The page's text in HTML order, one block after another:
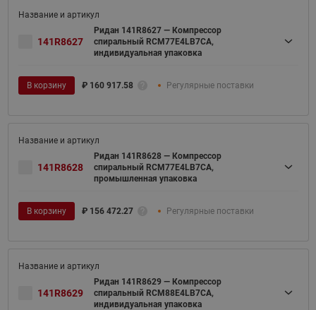
141R8627
Ридан 141R8627 — Компрессор
спиральный RCM77E4LB7CA,
индивидуальная упаковка
В корзину ₽ 160 917.58 Регулярные поставки
141R8628
Ридан 141R8628 — Компрессор
спиральный RCM77E4LB7CA,
промышленная упаковка
В корзину ₽ 156 472.27 Регулярные поставки
141R8629
Ридан 141R8629 — Компрессор
спиральный RCM88E4LB7CA,
индивидуальная упаковка